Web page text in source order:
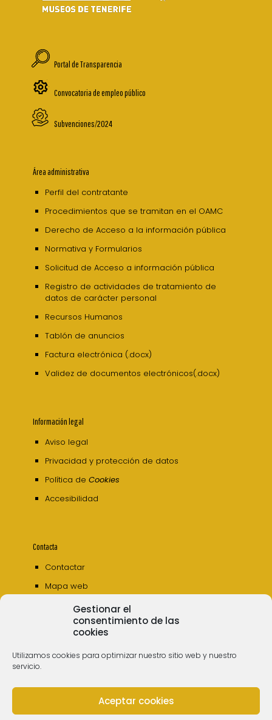
Gestionar el
consentimiento de las
cookies
Utilizamos cookies para optimizar nuestro sitio web y nuestro
servicio.
Aceptar cookies
Portal de Transparencia
Convocatoria de empleo público
Subvenciones/2024
Área administrativa
Perfil del contratante
Procedimientos que se tramitan en el OAMC
Derecho de Acceso a la información pública
Normativa y Formularios
Solicitud de Acceso a información pública
Registro de actividades de tratamiento de
datos de carácter personal
Recursos Humanos
Tablón de anuncios
Factura electrónica (.docx)
Validez de documentos electrónicos(.docx)
Información legal
Aviso legal
Privacidad y protección de datos
Política de Cookies
Accesibilidad
Contacta
Contactar
Mapa web
© 2006 - 2023 Museos de Tenerife. Todos los
derechos reservados